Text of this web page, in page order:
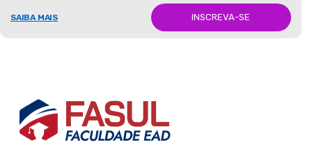
SAIBA MAIS INSCREVA-SE